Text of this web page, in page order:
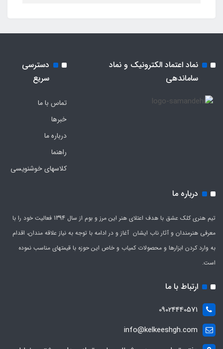
نماد اعتماد الکترونیک و نماد
ساماندهی
دسترسی
سریع
تماس با ما
خبرها
درباره ما
راهنما
کلاسهای خوشنویسی
درباره ما
تیم هنری کلک عشق با هدف اعتلای هنر این مرز و بوم از سال 1394 فعالیت خود را با
معرفی هنرمندان و آثار ناب ایشان آغاز و در ادامه با توجه به نیاز علاقه مندان، اقدام
به وارد کردن ابزارها و محصولات کمیاب و خاص این حوزه با قیمتهای مناسب نموده
است.
ارتباط با ما
09024440571
info@kelkeeshgh.com